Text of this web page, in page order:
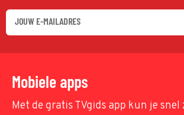
Mobiele apps
Met de gratis TVgids app kun je snel